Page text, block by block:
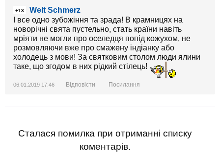
+13
Welt Schmerz
І все одно зубожіння та зрада! В крамницях на
новорічні свята пустельно, стать країни навіть
мріяти не могли про оселедця попід кожухом, не
розмовляючи вже про смажену індіанку або
холодець з мови! За святковим столом люди ялини
таке, що згодом в них рідкий стілець!
06.01.2019 17:46 Відповісти Посилання
Сталася помилка при отриманні списку
коментарів.